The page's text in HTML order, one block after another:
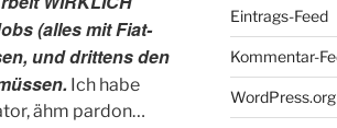
(alles mit Fiat-
und drittens den
Ich habe
ähm pardon…
Eintrags-Feed
Kommentar-
WordPress.org